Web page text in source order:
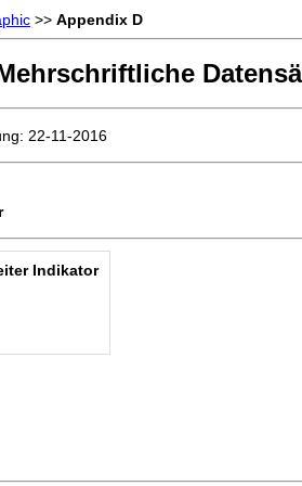
>> Appendix D
22-11-2016
Indikator